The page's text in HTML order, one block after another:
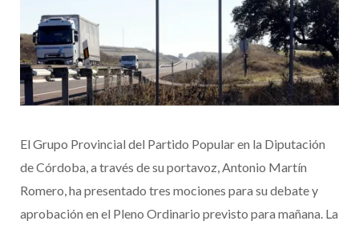
El Grupo Provincial del Partido Popular en la Diputación
de Córdoba, a través de su portavoz, Antonio Martín
Romero, ha presentado tres mociones para su debate y
aprobación en el Pleno Ordinario previsto para mañana. La